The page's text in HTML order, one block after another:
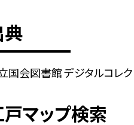
典
国会図書館 デジタルコレク
戸マップ検索